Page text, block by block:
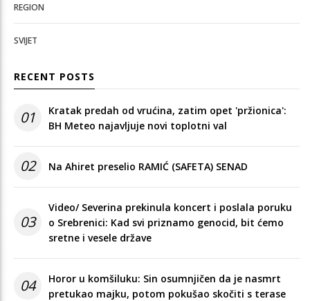
REGION
SVIJET
RECENT POSTS
01
Kratak predah od vrućina, zatim opet 'pržionica':
BH Meteo najavljuje novi toplotni val
02 Na Ahiret preselio RAMIĆ (SAFETA) SENAD
03
Video/ Severina prekinula koncert i poslala poruku
o Srebrenici: Kad svi priznamo genocid, bit ćemo
sretne i vesele države
04
Horor u komšiluku: Sin osumnjičen da je nasmrt
pretukao majku, potom pokušao skočiti s terase